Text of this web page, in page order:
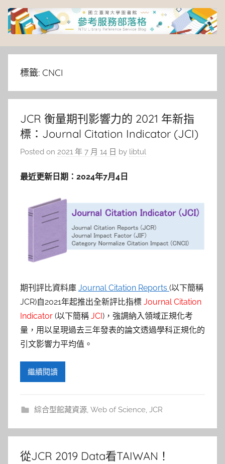
Skip
content
臺
灣
大
學
圖
書
務
部
落
格
標籤: CNCI
JCR 衡量期刊影響力的 2021 年新指
標：Journal Citation Indicator (JCI)
Posted on 2021 年 7 月 14 日 by libtul
最近更新日期：2024年7月4日
期刊評比資料庫 Journal Citation Reports (以下簡稱
JCR)自2021年起推出全新評比指標 Journal Citation
Indicator (以下簡稱 JCI )，強調納入領域正規化考
量，用以呈現過去三年發表的論文透過學科正規化的
引文影響力平均值。
繼續閱讀
綜合型館藏資源, Web of Science, JCR
從JCR 2019 Data看TAIWAN！